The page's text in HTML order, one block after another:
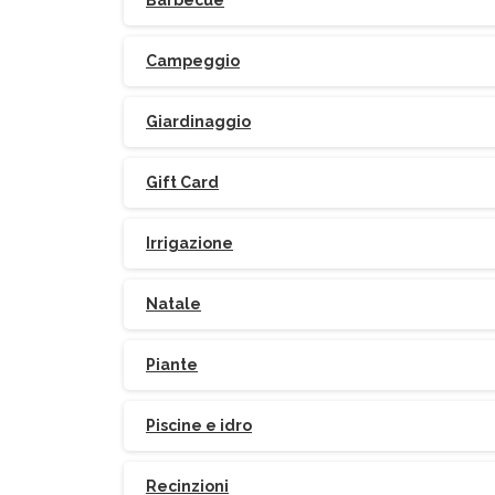
Campeggio
Giardinaggio
Gift Card
Irrigazione
Natale
Piante
Piscine e idro
Recinzioni